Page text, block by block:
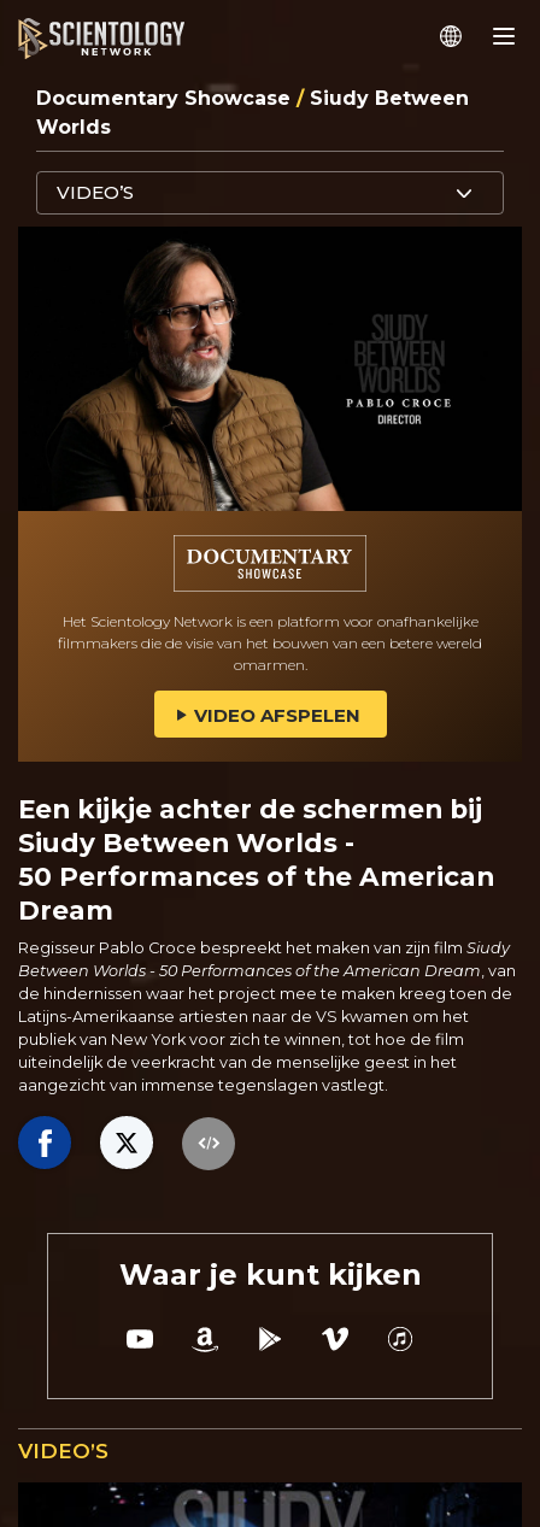
Documentary Showcase / Siudy Between
Worlds
VIDEO’S
Het Scientology Network is een platform voor onafhankelijke
filmmakers die de visie van het bouwen van een betere wereld
omarmen.
VIDEO AFSPELEN
Een kijkje achter de schermen bij
Siudy Between Worlds -
50 Performances of the American
Dream
Regisseur Pablo Croce bespreekt het maken van zijn film Siudy
Between Worlds - 50 Performances of the American Dream , van
de hindernissen waar het project mee te maken kreeg toen de
Latijns-Amerikaanse artiesten naar de VS kwamen om het
publiek van New York voor zich te winnen, tot hoe de film
uiteindelijk de veerkracht van de menselijke geest in het
aangezicht van immense tegenslagen vastlegt.
Waar je kunt kijken
VIDEO’S